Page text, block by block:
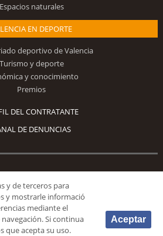
Espacios naturales
EN DEPORTE
deportivo de Valencia
Turismo y deporte
y conocimiento
Premios
DEL CONTRATANTE
DE DENUNCIAS
Síguenos
y de terceros para
y mostrarle informació
mediante el
Si continua
que acepta su uso.
Aceptar